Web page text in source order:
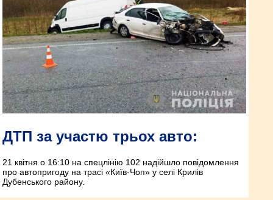
ДТП за участю трьох авто:
21 квітня о 16:10 на спецлінію 102 надійшло повідомлення
про автопригоду на трасі «Київ-Чоп» у селі Крилів
Дубенського району.